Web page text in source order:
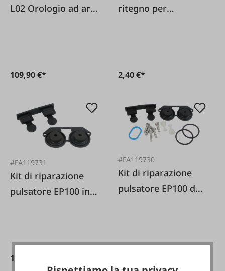
L02 Orologio ad aria
109,90 €*
ritegno per
2,40 €*
#FA119731
Kit di riparazione
pulsatore EP100 in 2
18,20 €*
#FA119730
Kit di riparazione
pulsatore EP100 da